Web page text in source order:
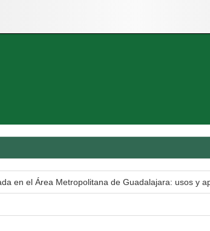
en el Área Metropolitana de Guadalajara: usos y